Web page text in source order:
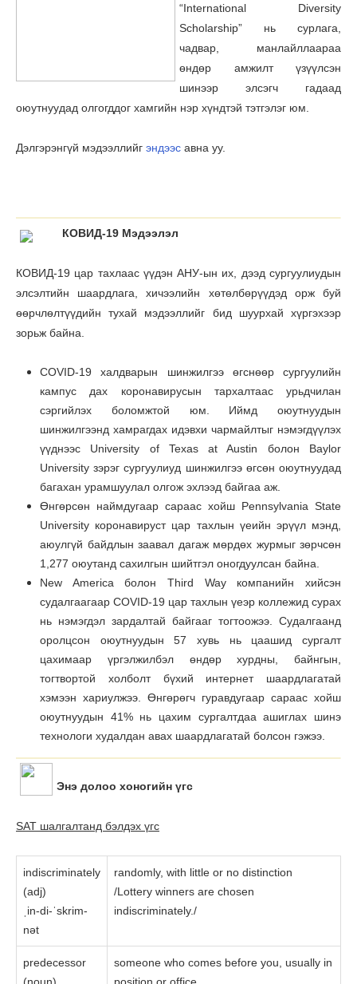
“International Diversity
Scholarship” нь сурлага,
чадвар, манлайллаараа
өндөр амжилт үзүүлсэн
шинээр элсэгч гадаад
оюутнуудад олгогддог хамгийн нэр хүндтэй тэтгэлэг юм.
Дэлгэрэнгүй мэдээллийг эндээс авна уу.
КОВИД-19 Мэдээлэл
КОВИД-19 цар тахлаас үүдэн АНУ-ын их, дээд сургуулиудын
элсэлтийн шаардлага, хичээлийн хөтөлбөрүүдэд орж буй
ѳѳрчлѳлтүүдийн тухай мэдээллийг бид шуурхай хүргэхээр
зорьж байна.
COVID-19 халдварын шинжилгээ өгснөөр сургуулийн
кампус дах коронавирусын тархалтаас урьдчилан
сэргийлэх боломжтой юм. Иймд оюутнуудын
шинжилгээнд хамрагдах идэвхи чармайлтыг нэмэгдүүлэх
үүднээс University of Texas at Austin болон Baylor
University зэрэг сургуулиуд шинжилгээ өгсөн оюутнуудад
багахан урамшуулал олгож эхлээд байгаа аж.
Өнгөрсөн наймдугаар сараас хойш Pennsylvania State
University коронавируст цар тахлын үеийн эрүүл мэнд,
аюулгүй байдлын заавал дагаж мөрдөх журмыг зөрчсөн
1,277 оюутанд сахилгын шийтгэл оногдуулсан байна.
New America болон Third Way компанийн хийсэн
судалгаагаар COVID-19 цар тахлын үеэр коллежид сурах
нь нэмэгдэл зардалтай байгааг тогтоожээ. Судалгаанд
оролцсон оюутнуудын 57 хувь нь цаашид сургалт
цахимаар үргэлжилбэл өндөр хурдны, байнгын,
тогтвортой холболт бүхий интернет шаардлагатай
хэмээн хариулжээ. Өнгөрөгч гуравдугаар сараас хойш
оюутнуудын 41% нь цахим сургалтдаа ашиглах шинэ
технологи худалдан авах шаардлагатай болсон гэжээ.
Энэ долоо хоногийн үгc
SAT шалгалтанд бэлдэх үгc
indiscriminately
(adj)
ˌin-di-ˈskrim-
nət
randomly, with little or no distinction
/Lottery winners are chosen
indiscriminately./
predecessor
someone who comes before you, usually in